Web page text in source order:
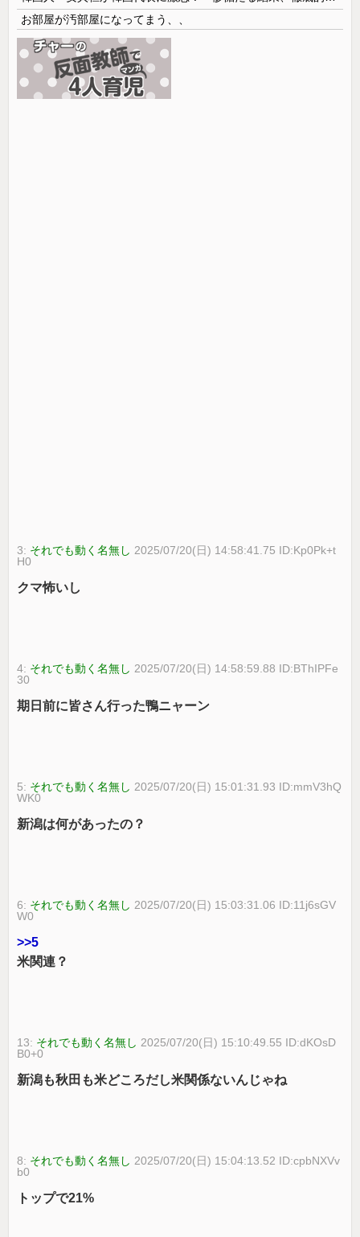
お部屋が汚部屋になってまう、、
3: それでも動く名無し 2025/07/20(日) 14:58:41.75 ID:Kp0Pk+t
H0
クマ怖いし
4: それでも動く名無し 2025/07/20(日) 14:58:59.88 ID:BThIPFe
30
期日前に皆さん行った鴨ニャーン
5: それでも動く名無し 2025/07/20(日) 15:01:31.93 ID:mmV3hQ
WK0
新潟は何があったの？
6: それでも動く名無し 2025/07/20(日) 15:03:31.06 ID:11j6sGV
W0
>>5
米関連？
13: それでも動く名無し 2025/07/20(日) 15:10:49.55 ID:dKOsD
B0+0
新潟も秋田も米どころだし米関係ないんじゃね
8: それでも動く名無し 2025/07/20(日) 15:04:13.52 ID:cpbNXVv
b0
トップで21%